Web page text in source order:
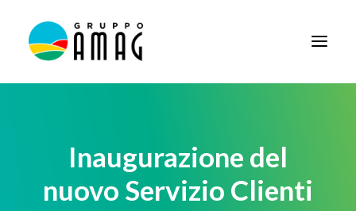
IL GRUPPO
BANDI E AVVISI
Inaugurazione del
nuovo Servizio Clienti